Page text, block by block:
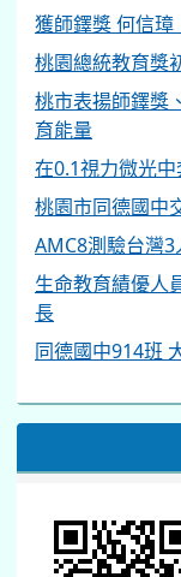
獲師鐸獎 何信
桃園總統教育獎
桃市表揚師鐸獎
育能量
在0.1視力微光
桃園市同德國中
AMC8測驗台灣
生命教育績優人
長
同德國中914班